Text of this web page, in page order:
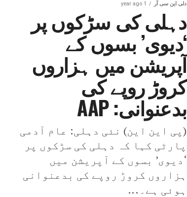
دلی این سی آر 1 year ago
دہلی کی سڑکوں پر
‘دیوی’ بسوں کے
آپریشن میں ہزاروں
کروڑ روپے کی
بدعنوانی: AAP
(پی این این) نئی دہلی: عام آدمی
پارٹی کہا کہ دہلی کی سڑکوں پر
‘دیوی’ بسوں کے آپریشن میں
ہزاروں کروڑ روپے کی بدعنوانی
ہوئی ہے۔...